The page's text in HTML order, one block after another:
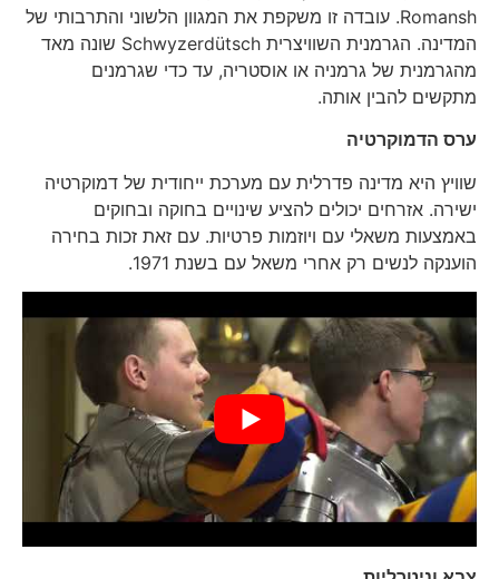
Romansh. עובדה זו משקפת את המגוון הלשוני והתרבותי של
המדינה. הגרמנית השוויצרית Schwyzerdütsch שונה מאד
מהגרמנית של גרמניה או אוסטריה, עד כדי שגרמנים
מתקשים להבין אותה.
ערס הדמוקרטיה
שוויץ היא מדינה פדרלית עם מערכת ייחודית של דמוקרטיה
ישירה. אזרחים יכולים להציע שינויים בחוקה ובחוקים
באמצעות משאלי עם ויוזמות פרטיות. עם זאת זכות בחירה
הוענקה לנשים רק אחרי משאל עם בשנת 1971.